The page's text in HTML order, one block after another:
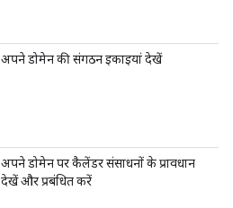
अपने डोमेन की संगठन इकाइयां देखें
अपने डोमेन पर कैलेंडर संसाधनों के प्रावधान
देखें और प्रबंधित करें